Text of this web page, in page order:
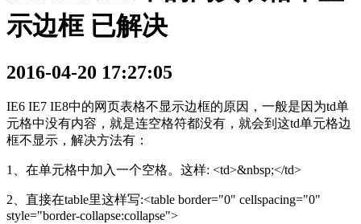
示边框 已解决
2016-04-20 17:27:05
IE6 IE7 IE8中的网页表格不显示边框的原因，一般是因为td单
元格中没有内容，就是连空格符都没有，就会到这td单元格边
框不显示，解决方法有：
1、在单元格中加入一个空格。这样: <td>&nbsp;</td>
2、直接在table里这样写:<table border="0" cellspacing="0"
style="border-collapse:collapse">